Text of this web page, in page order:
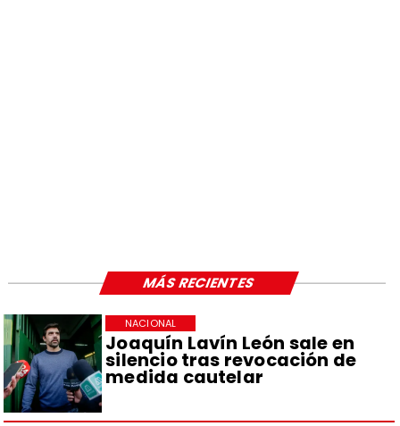
Joaquín Lavín León sale en
silencio tras revocación de
medida cautelar
NACIONAL
MÁS RECIENTES